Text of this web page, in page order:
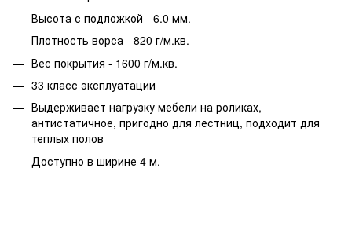
Высота с подложкой - 6.0 мм.
Плотность ворса - 820 г/м.кв.
Вес покрытия - 1600 г/м.кв.
33 класс эксплуатации
Выдерживает нагрузку мебели на роликах,
антистатичное, пригодно для лестниц, подходит для
теплых полов
Доступно в ширине 4 м.